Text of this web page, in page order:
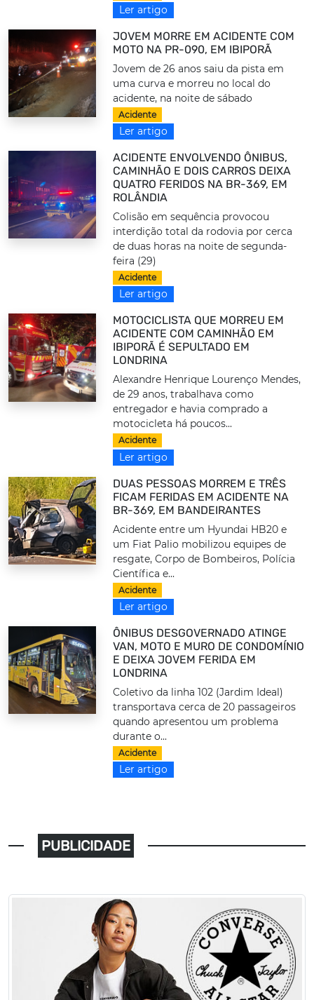
Ler artigo
JOVEM MORRE EM ACIDENTE COM
MOTO NA PR-090, EM IBIPORÃ
Jovem de 26 anos saiu da pista em
uma curva e morreu no local do
acidente, na noite de sábado
Acidente
Ler artigo
ACIDENTE ENVOLVENDO ÔNIBUS,
CAMINHÃO E DOIS CARROS DEIXA
QUATRO FERIDOS NA BR-369, EM
ROLÂNDIA
Colisão em sequência provocou
interdição total da rodovia por cerca
de duas horas na noite de segunda-
feira (29)
Acidente
Ler artigo
MOTOCICLISTA QUE MORREU EM
ACIDENTE COM CAMINHÃO EM
IBIPORÃ É SEPULTADO EM
LONDRINA
Alexandre Henrique Lourenço Mendes,
de 29 anos, trabalhava como
entregador e havia comprado a
motocicleta há poucos...
Acidente
Ler artigo
DUAS PESSOAS MORREM E TRÊS
FICAM FERIDAS EM ACIDENTE NA
BR-369, EM BANDEIRANTES
Acidente entre um Hyundai HB20 e
um Fiat Palio mobilizou equipes de
resgate, Corpo de Bombeiros, Polícia
Científica e...
Acidente
Ler artigo
ÔNIBUS DESGOVERNADO ATINGE
VAN, MOTO E MURO DE CONDOMÍNIO
E DEIXA JOVEM FERIDA EM
LONDRINA
Coletivo da linha 102 (Jardim Ideal)
transportava cerca de 20 passageiros
quando apresentou um problema
durante o...
Acidente
Ler artigo
PUBLICIDADE